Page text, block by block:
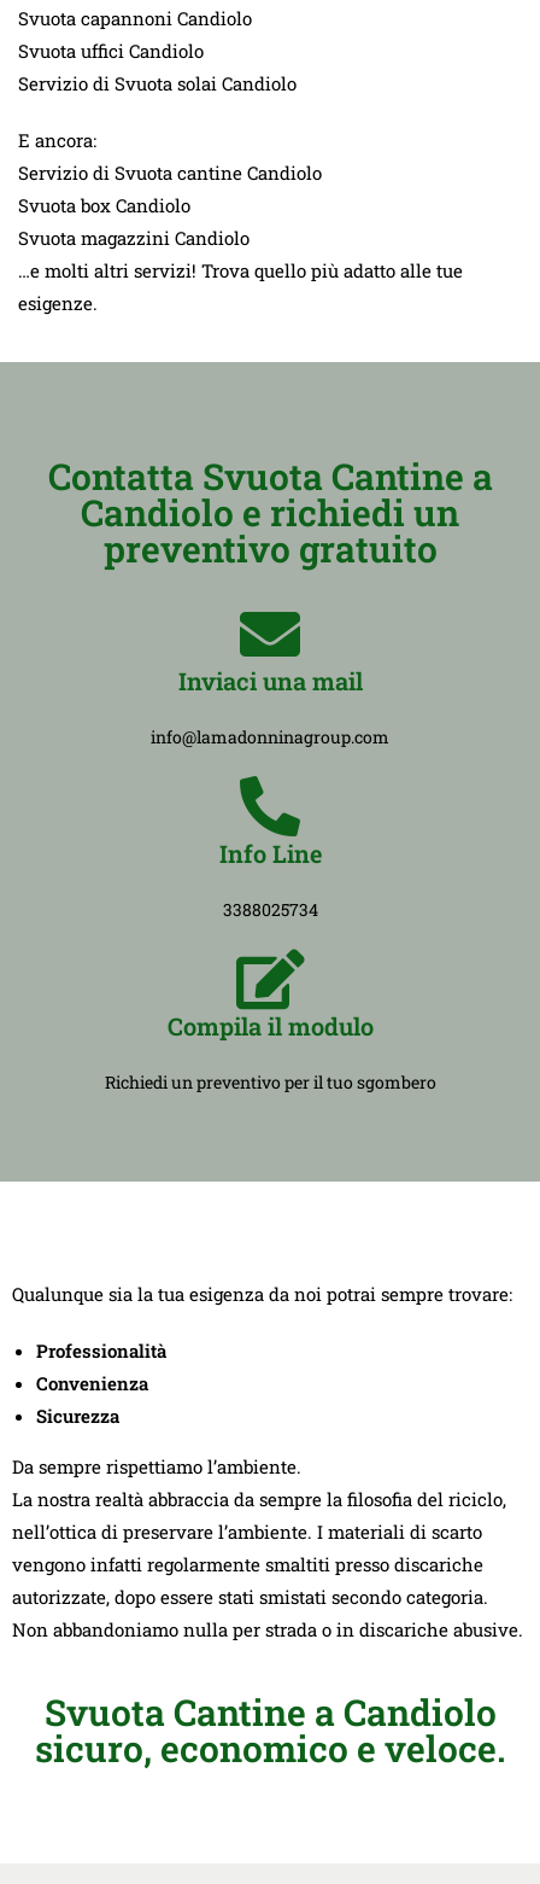
Svuota capannoni Candiolo
Svuota uffici Candiolo
Servizio di Svuota solai Candiolo
E ancora:
Servizio di Svuota cantine Candiolo
Svuota box Candiolo
Svuota magazzini Candiolo
…e molti altri servizi! Trova quello più adatto alle tue
esigenze.
Contatta Svuota Cantine a
Candiolo e richiedi un
preventivo gratuito
Inviaci una mail
info@lamadonninagroup.com
Info Line
3388025734
Compila il modulo
Richiedi un preventivo per il tuo sgombero
Qualunque sia la tua esigenza da noi potrai sempre trovare:
Professionalità
Convenienza
Sicurezza
Da sempre rispettiamo l’ambiente.
La nostra realtà abbraccia da sempre la filosofia del riciclo,
nell’ottica di preservare l’ambiente. I materiali di scarto
vengono infatti regolarmente smaltiti presso discariche
autorizzate, dopo essere stati smistati secondo categoria.
Non abbandoniamo nulla per strada o in discariche abusive.
Svuota Cantine a Candiolo
sicuro, economico e veloce.